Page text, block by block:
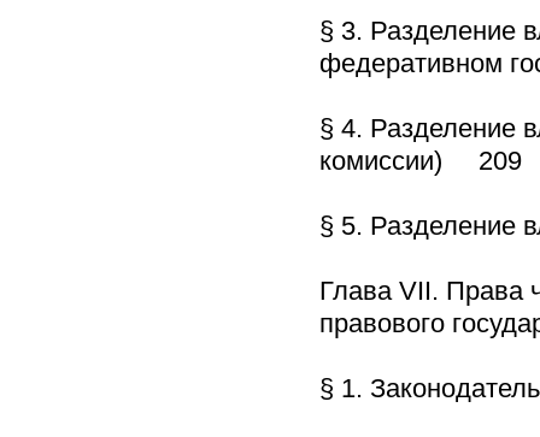
§ 3. Разделение
федеративном
§ 4. Разделение
комиссии) 209
§ 5. Разделение
Глава VII. Права
правового
§ 1.